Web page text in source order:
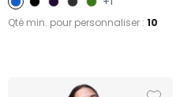
Qté min. pour personnaliser : 10